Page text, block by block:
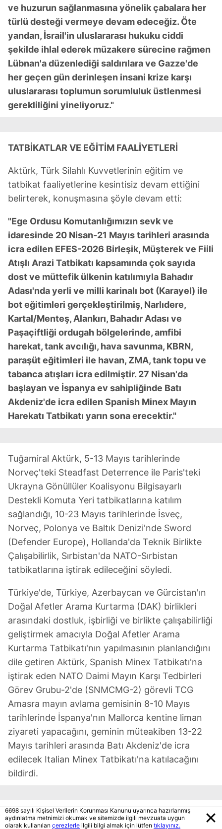
ve huzurun sağlanmasına yönelik çabalara her
türlü desteği vermeye devam edeceğiz. Öte
yandan, İsrail'in uluslararası hukuku ciddi
şekilde ihlal ederek müzakere sürecine rağmen
Lübnan'a düzenlediği saldırılara ve Gazze'de
her geçen gün derinleşen insani krize karşı
uluslararası toplumun sorumluluk üstlenmesi
gerekliliğini yineliyoruz."
TATBİKATLAR VE EĞİTİM FAALİYETLERİ
Aktürk, Türk Silahlı Kuvvetlerinin eğitim ve
tatbikat faaliyetlerine kesintisiz devam ettiğini
belirterek, konuşmasına şöyle devam etti:
"Ege Ordusu Komutanlığımızın sevk ve
idaresinde 20 Nisan-21 Mayıs tarihleri arasında
icra edilen EFES-2026 Birleşik, Müşterek ve Fiili
Atışlı Arazi Tatbikatı kapsamında çok sayıda
dost ve müttefik ülkenin katılımıyla Bahadır
Adası'nda yerli ve milli karinalı bot (Karayel) ile
bot eğitimleri gerçekleştirilmiş, Narlıdere,
Kartal/Menteş, Alankırı, Bahadır Adası ve
Paşaçiftliği ordugah bölgelerinde, amfibi
harekat, tank avcılığı, hava savunma, KBRN,
paraşüt eğitimleri ile havan, ZMA, tank topu ve
tabanca atışları icra edilmiştir. 27 Nisan'da
başlayan ve İspanya ev sahipliğinde Batı
Akdeniz'de icra edilen Spanish Minex Mayın
Harekatı Tatbikatı yarın sona erecektir."
Tuğamiral Aktürk, 5-13 Mayıs tarihlerinde
Norveç'teki Steadfast Deterrence ile Paris'teki
Ukrayna Gönüllüler Koalisyonu Bilgisayarlı
Destekli Komuta Yeri tatbikatlarına katılım
sağlandığı, 10-23 Mayıs tarihlerinde İsveç,
Norveç, Polonya ve Baltık Denizi'nde Sword
(Defender Europe), Hollanda'da Teknik Birlikte
Çalışabilirlik, Sırbistan'da NATO-Sırbistan
tatbikatlarına iştirak edileceğini söyledi.
Türkiye'de, Türkiye, Azerbaycan ve Gürcistan'ın
Doğal Afetler Arama Kurtarma (DAK) birlikleri
arasındaki dostluk, işbirliği ve birlikte çalışabilirliği
geliştirmek amacıyla Doğal Afetler Arama
Kurtarma Tatbikatı'nın yapılmasının planlandığını
dile getiren Aktürk, Spanish Minex Tatbikatı'na
iştirak eden NATO Daimi Mayın Karşı Tedbirleri
Görev Grubu-2'de (SNMCMG-2) görevli TCG
Amasra mayın avlama gemisinin 8-10 Mayıs
tarihlerinde İspanya'nın Mallorca kentine liman
ziyareti yapacağını, geminin müteakiben 13-22
Mayıs tarihleri arasında Batı Akdeniz'de icra
edilecek Italian Minex Tatbikatı'na katılacağını
bildirdi.
Aktürk,"Yabancı askeri gemilerin limanlarımızı
6698 sayılı Kişisel Verilerin Korunması Kanunu uyarınca hazırlanmış
aydınlatma metnimizi okumak ve sitemizde ilgili mevzuata uygun
olarak kullanılan çerezlerle ilgili bilgi almak için lütfen tıklayınız.